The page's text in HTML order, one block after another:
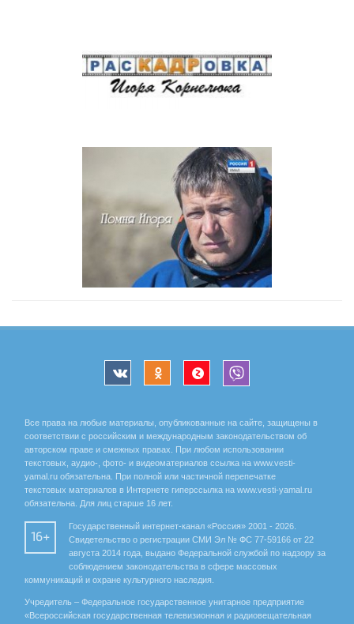
Все права на любые материалы, опубликованные на сайте, защищены в
соответствии с российским и международным законодательством об
авторском праве и смежных правах. При любом использовании
текстовых, аудио-, фото- и видеоматериалов ссылка на www.vesti-
yamal.ru обязательна. При полной или частичной перепечатке
текстовых материалов в Интернете гиперссылка на www.vesti-yamal.ru
обязательна. Для лиц старше 16 лет.
16+
Государственный интернет-канал «Россия» 2001 - 2026.
Свидетельство о регистрации СМИ Эл № ФС 77-59166 от 22
августа 2014 года, выдано Федеральной службой по надзору за
соблюдением законодательства в сфере массовых
коммуникаций и охране культурного наследия.
Учредитель – Федеральное государственное унитарное предприятие
«Всероссийская государственная телевизионная и радиовещательная